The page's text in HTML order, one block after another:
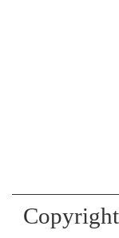
Copyright